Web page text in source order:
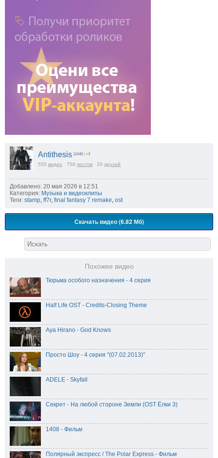
Antithesis 12448 | +3
555 видео 758 постов 20 друзей
Добавлено: 20 мая 2026 в 12:51
Категория: Музыка и видеоклипы
Теги: stamp ff7r, final fantasy 7 remake ost
Скачать видео (6.82 Мб)
Похожее видео
Тюрьма особого назначения - 4 серия
Half Life OST - Credits-Closing Theme
Aya Hirano - God Knows
Просто Шоу - 4 серия "(07.02.2013)"
ADELE - Skyfall
Секрет - На любой стороне Земли (OST Ёлки 3)
1408 - Фильм
Полярный экспресс / The Polar Express - Фильм